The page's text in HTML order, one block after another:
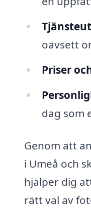
oavsett
Priser
dag som
Genom att
i Umeå och
hjälper dig
rätt val av